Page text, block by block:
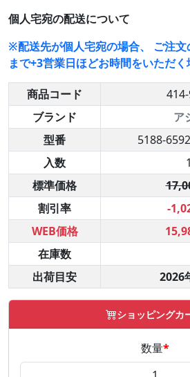
個人宅宛の配送について
※配送先が個人宅宛の場合、 ご注
まで+3営業日ほどお時間をいただく
商品コード
ブランド
ア
型番
5188-
入数
標準価格
割引率 -
WEB価格
在庫数
出荷目安
2026
ショッピングカ
数量*